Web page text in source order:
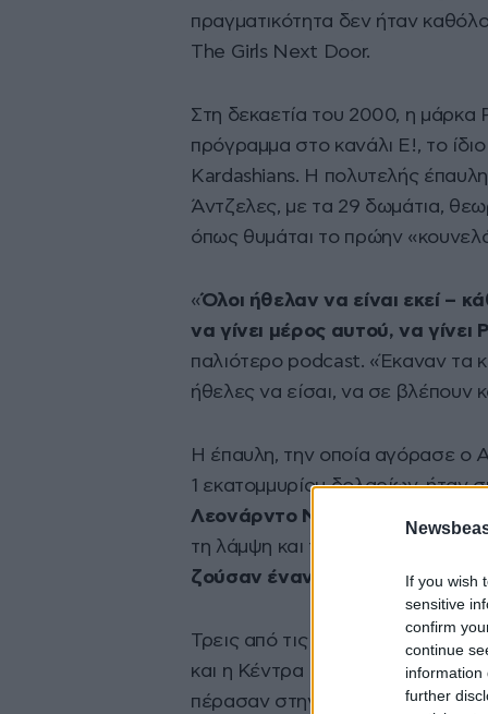
If you wish
sensitive
confirm
continue
information
further
πραγματικότητα δεν ήταν
The Girls Next Door.
Στη δεκαετία του 2000, η μάρκα
πρόγραμμα στο κανάλι E!, το
Kardashians. Η πολυτελής
Άντζελες, με τα 29 δωμάτια,
όπως θυμάται το πρώην
«Όλοι ήθελαν να είναι εκεί –
να γίνει μέρος αυτού, να γίνει
παλιότερο podcast. «Έκαναν τα
ήθελες να είσαι, να σε βλέπουν
Η έπαυλη, την οποία αγόρασε ο
1 εκατομμυρίου δολαρίων, ήταν
Λεονάρντο Ντι Κάπριο, Τζιμ
τη λάμψη και τη σαμπάνια,
ζούσαν έναν εφιάλτη
Τρεις από τις πιο γνωστές
και η Κέντρα Γουίλκινσον, 40,
πέρασαν στην πολυτελή βίλα,